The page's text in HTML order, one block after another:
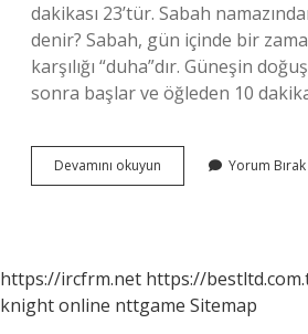
dakikası 23’tür. Sabah
denir? Sabah, gün içinde bir
karşılığı “duha”dır. Güneşin
sonra başlar ve öğleden 10
Devamını okuyun
Seher
Yorum Bırak
https://ircfrm.net https://
knight online nttgame Sitemap